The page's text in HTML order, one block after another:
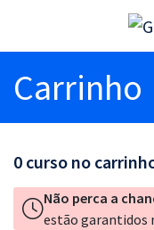
Carrinho
0 curso no
Não perca a
estão garantidos